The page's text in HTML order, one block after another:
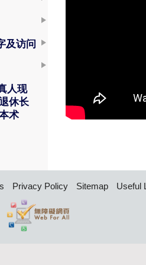
及访问
人现
休长
术
Privacy Policy Sitemap Useful